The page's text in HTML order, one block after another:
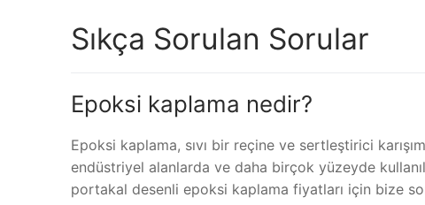
Sıkça Sorulan Sorular
Epoksi kaplama nedir?
Epoksi kaplama, sıvı bir reçine ve sertleştirici
endüstriyel alanlarda ve daha birçok yüzeyde
portakal desenli epoksi kaplama fiyatları için bize